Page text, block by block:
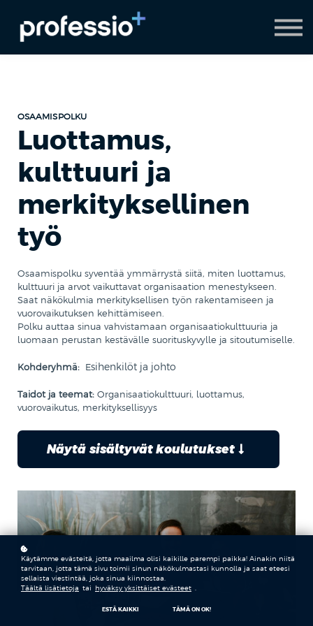
AI Coach
Pyydä demo
Hanki Professio+
OSAAMISPOLKU
Luottamus,
kulttuuri ja
merkityksellinen
työ
Osaamispolku syventää ymmärrystä siitä, miten luottamus,
kulttuuri ja arvot vaikuttavat organisaation menestykseen.
Saat näkökulmia merkityksellisen työn rakentamiseen ja
vuorovaikutuksen kehittämiseen.
Polku auttaa sinua vahvistamaan organisaatiokulttuuria ja
luomaan perustan kestävälle suorituskyvylle ja sitoutumiselle.
Kohderyhmä: Esihenkilöt ja johto
Taidot ja teemat: Organisaatiokulttuuri, luottamus,
vuorovaikutus, merkityksellisyys
Näytä sisältyvät koulutukset
Käytämme evästeitä, jotta maailma olisi kaikille parempi paikka! Ainakin niitä
tarvitaan, jotta tämä sivu toimii sinun näkökulmastasi kunnolla ja saat eteesi
sellaista viestintää, joka sinua kiinnostaa.
Täältä lisätietoja tai hyväksy yksittäiset evästeet
ESTÄ KAIKKI TÄMÄ ON OK!